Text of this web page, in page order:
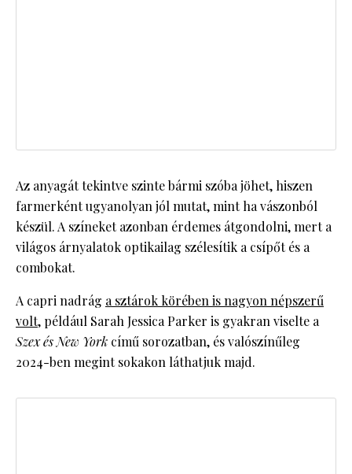
Az anyagát tekintve szinte bármi szóba jöhet, hiszen
farmerként ugyanolyan jól mutat, mint ha vászonból
készül. A színeket azonban érdemes átgondolni, mert a
világos árnyalatok optikailag szélesítik a csípőt és a
combokat.
A capri nadrág a sztárok körében is nagyon népszerű
volt, például Sarah Jessica Parker is gyakran viselte a
Szex és New York című sorozatban, és valószínűleg
2024-ben megint sokakon láthatjuk majd.